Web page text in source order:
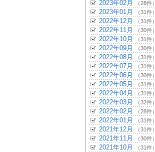
2023年02月 （28件）
2023年01月 （31件）
2022年12月 （31件）
2022年11月 （30件）
2022年10月 （31件）
2022年09月 （30件）
2022年08月 （31件）
2022年07月 （31件）
2022年06月 （30件）
2022年05月 （31件）
2022年04月 （31件）
2022年03月 （32件）
2022年02月 （28件）
2022年01月 （31件）
2021年12月 （31件）
2021年11月 （30件）
2021年10月 （31件）